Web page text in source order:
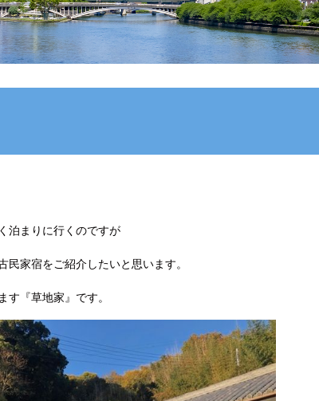
泊まりに行くのですが
民家宿をご紹介したいと思います。
す『草地家』です。